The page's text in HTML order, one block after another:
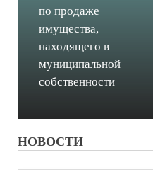
по продаже
имущества,
находящего в
муниципальной
собственности
НОВОСТИ